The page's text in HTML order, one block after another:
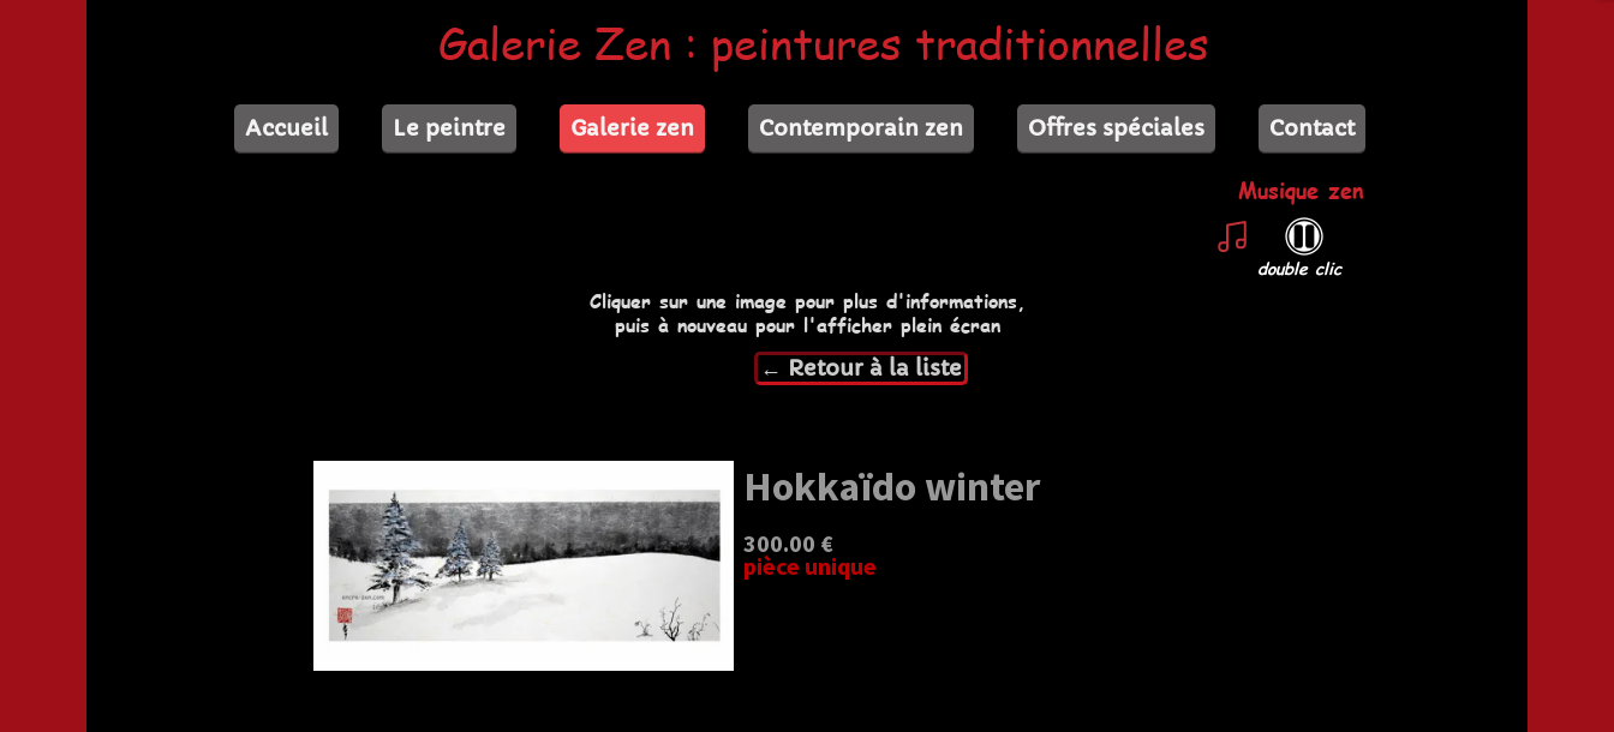
Accueil Le peintre Galerie zen Contemporain zen Offres spéciales Contact
Galerie Zen : peintures traditionnelles
Musique zen
double clic
Cliquer sur une image pour plus d'informations,
puis à nouveau pour l'afficher plein écran
← Retour à la liste
Hokkaïdo winter
300.00 €
pièce unique